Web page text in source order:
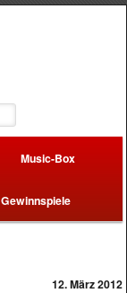
Music-Box
Gewinnspiele
12. März 2012